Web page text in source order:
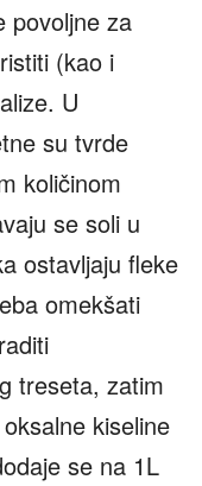
povoljne za
(kao i
U
su tvrde
količinom
se soli u
ostavljaju fleke
omekšati
treseta, zatim
kiseline
se na 1L